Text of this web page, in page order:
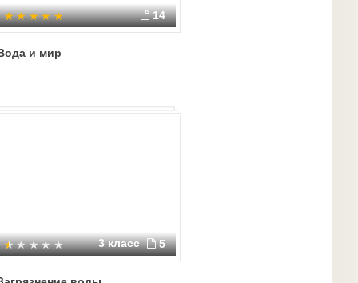
14
и мир
3 класс 5